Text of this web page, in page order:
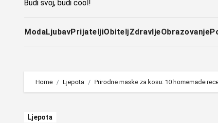
Budi svoj, budi cool!
ModaLjubavPrijateljiObiteljZdravljeObrazovanje
Home Ljepota Prirodne maske za kosu: 10 homemade
Ljepota